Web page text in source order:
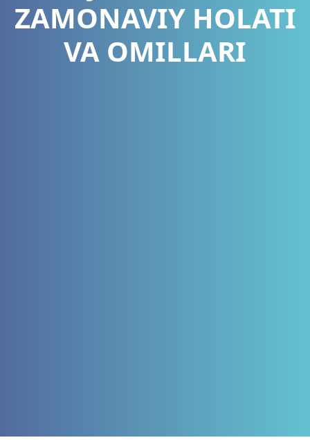
ZAMONAVIY HOLATI
VA OMILLARI